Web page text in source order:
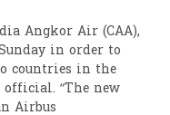
Angkor Air (CAA),
in order to
countries in the
“The new
Airbus